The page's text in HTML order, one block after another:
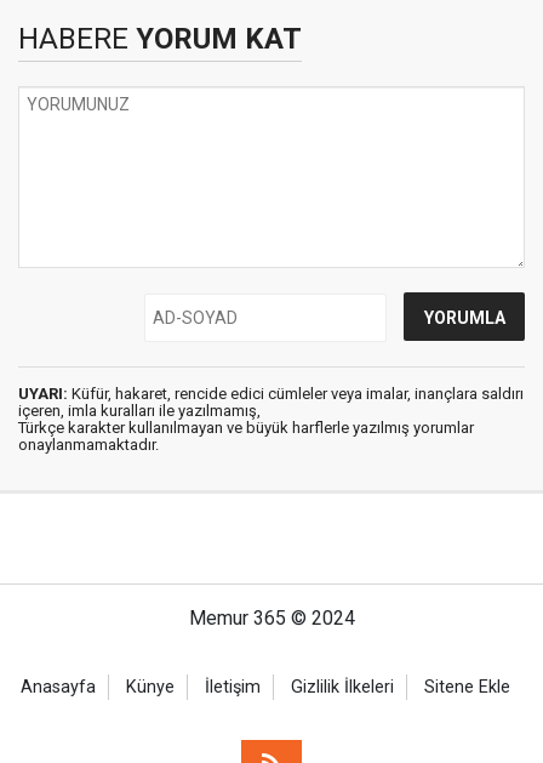
HABERE YORUM KAT
UYARI: Küfür, hakaret, rencide edici cümleler veya imalar, inançlara saldırı
içeren, imla kuralları ile yazılmamış,
Türkçe karakter kullanılmayan ve büyük harflerle yazılmış yorumlar
onaylanmamaktadır.
Memur 365 © 2024
Anasayfa Künye İletişim Gizlilik İlkeleri Sitene Ekle